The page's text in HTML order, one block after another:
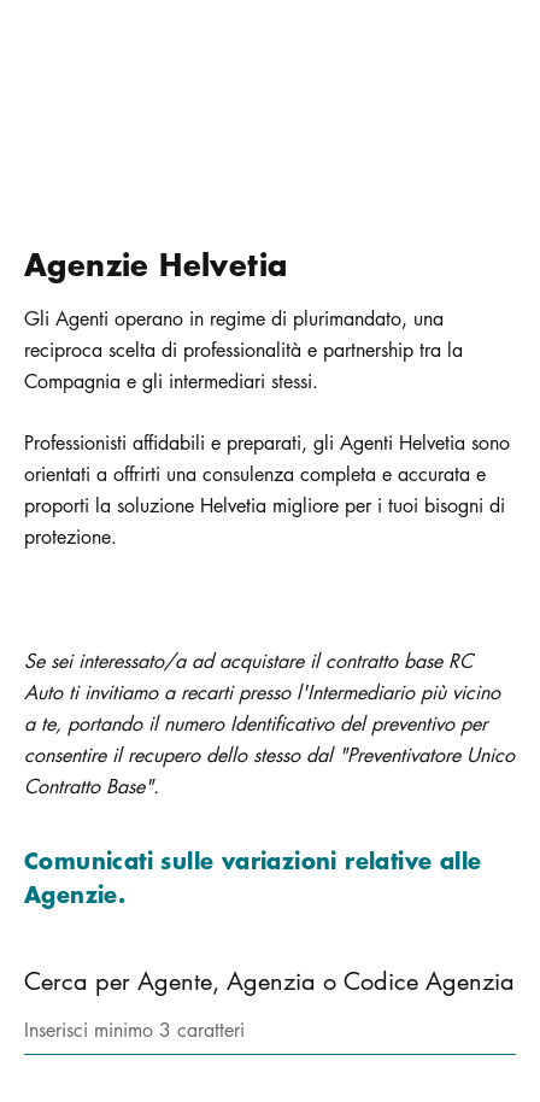
Agenzie Helvetia
Gli Agenti operano in regime di plurimandato, una
reciproca scelta di professionalità e partnership tra la
Compagnia e gli intermediari stessi.
Professionisti affidabili e preparati, gli Agenti Helvetia sono
orientati a offrirti una consulenza completa e accurata e
proporti la soluzione Helvetia migliore per i tuoi bisogni di
protezione.
Se sei interessato/a ad acquistare il contratto base RC
Auto ti invitiamo a recarti presso l'Intermediario più vicino
a te, portando il numero Identificativo del preventivo per
consentire il recupero dello stesso dal "Preventivatore Unico
Contratto Base".
Comunicati sulle variazioni relative alle
Agenzie.
Cerca per Agente, Agenzia o Codice Agenzia
Inserisci minimo 3 caratteri